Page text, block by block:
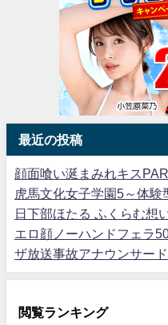
最近の投稿
顔面喰い涎まみれキス
虎馬文化女子学園5～体験
日下部ほたる ふくらむ想
エロ顔ノーハンドフェラ
ザ放送事故アナウンサー
閲覧ランキング